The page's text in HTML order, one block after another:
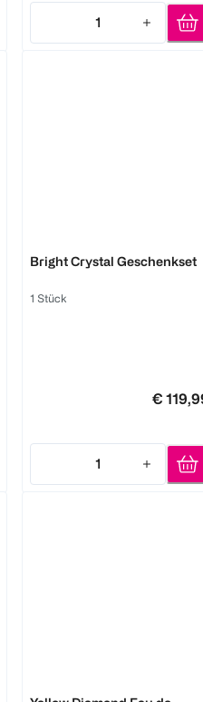
1
Quantity: 1
Bright Crystal Geschenkset
1 Stück
€
1
Quantity: 1